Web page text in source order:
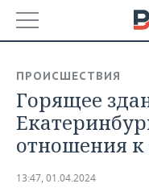
БАШКОРТОСТАН
ТАТАРСТАН
НОВОСТИ
АНАЛИТИКА
ПРОИСШЕСТВИЯ
Горящее
отношения
13:47, 01.04.2024